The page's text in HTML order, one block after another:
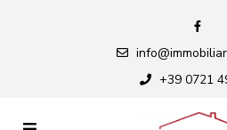
+39 0721